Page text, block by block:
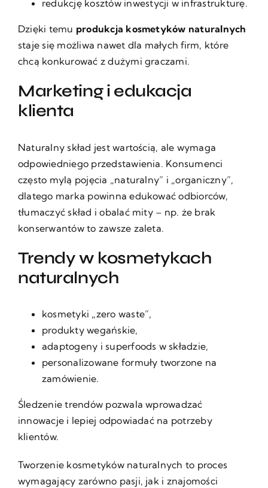
redukcję kosztów inwestycji w infrastrukturę.
Dzięki temu produkcja kosmetyków naturalnych
staje się możliwa nawet dla małych firm, które
chcą konkurować z dużymi graczami.
Marketing i edukacja
klienta
Naturalny skład jest wartością, ale wymaga
odpowiedniego przedstawienia. Konsumenci
często mylą pojęcia „naturalny” i „organiczny”,
dlatego marka powinna edukować odbiorców,
tłumaczyć skład i obalać mity – np. że brak
konserwantów to zawsze zaleta.
Trendy w kosmetykach
naturalnych
kosmetyki „zero waste”,
produkty wegańskie,
adaptogeny i superfoods w składzie,
personalizowane formuły tworzone na
zamówienie.
Śledzenie trendów pozwala wprowadzać
innowacje i lepiej odpowiadać na potrzeby
klientów.
Tworzenie kosmetyków naturalnych to proces
wymagający zarówno pasji, jak i znajomości